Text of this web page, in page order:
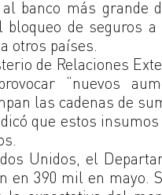
banco más grande
bloqueo de seguros
otros países.
de Relaciones
“nuevos
las cadenas de
que estos
Unidos, el
en 390 mil en mayo.